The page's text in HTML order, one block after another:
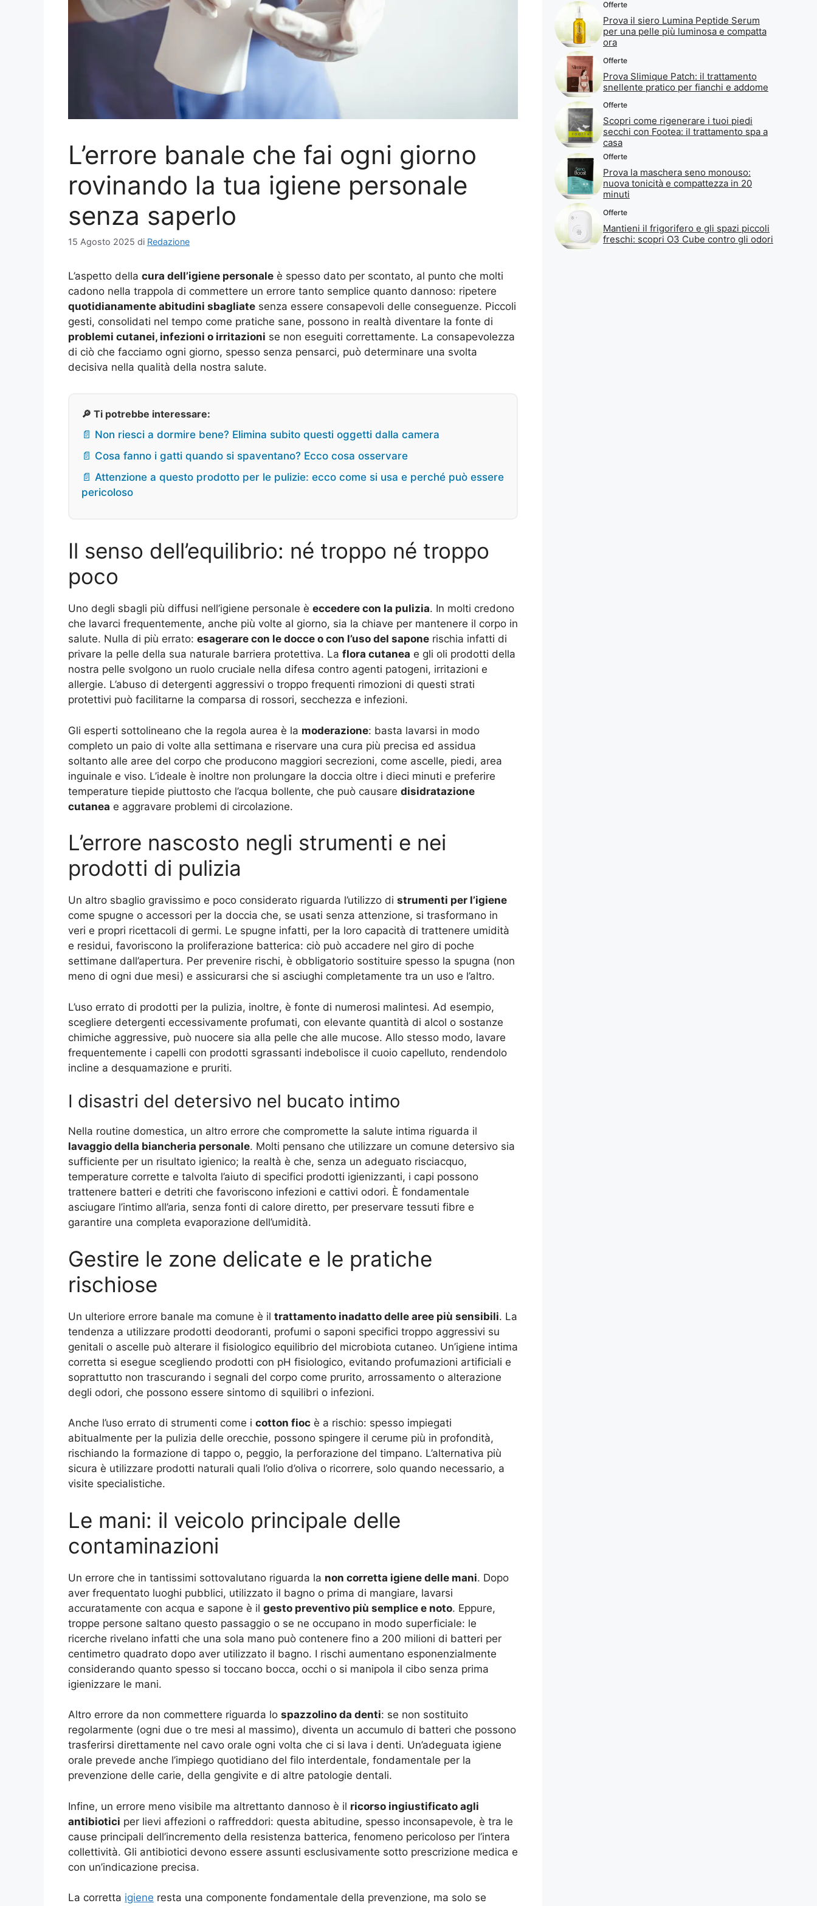
L’errore banale che fai ogni giorno
rovinando la tua igiene personale
senza saperlo
15 Agosto 2025 di Redazione
L’aspetto della cura dell’igiene personale è spesso dato per scontato, al punto che molti
cadono nella trappola di commettere un errore tanto semplice quanto dannoso: ripetere
quotidianamente abitudini sbagliate senza essere consapevoli delle conseguenze. Piccoli
gesti, consolidati nel tempo come pratiche sane, possono in realtà diventare la fonte di
problemi cutanei, infezioni o irritazioni se non eseguiti correttamente. La consapevolezza
di ciò che facciamo ogni giorno, spesso senza pensarci, può determinare una svolta
decisiva nella qualità della nostra salute.
🔎 Ti potrebbe interessare:
📄 Non riesci a dormire bene? Elimina subito questi oggetti dalla camera
📄 Cosa fanno i gatti quando si spaventano? Ecco cosa osservare
📄 Attenzione a questo prodotto per le pulizie: ecco come si usa e perché può essere
pericoloso
Il senso dell’equilibrio: né troppo né troppo
poco
Uno degli sbagli più diffusi nell’igiene personale è eccedere con la pulizia. In molti credono
che lavarci frequentemente, anche più volte al giorno, sia la chiave per mantenere il corpo in
salute. Nulla di più errato: esagerare con le docce o con l’uso del sapone rischia infatti di
privare la pelle della sua naturale barriera protettiva. La flora cutanea e gli oli prodotti della
nostra pelle svolgono un ruolo cruciale nella difesa contro agenti patogeni, irritazioni e
allergie. L’abuso di detergenti aggressivi o troppo frequenti rimozioni di questi strati
protettivi può facilitarne la comparsa di rossori, secchezza e infezioni.
Gli esperti sottolineano che la regola aurea è la moderazione: basta lavarsi in modo
completo un paio di volte alla settimana e riservare una cura più precisa ed assidua
soltanto alle aree del corpo che producono maggiori secrezioni, come ascelle, piedi, area
inguinale e viso. L’ideale è inoltre non prolungare la doccia oltre i dieci minuti e preferire
temperature tiepide piuttosto che l’acqua bollente, che può causare disidratazione
cutanea e aggravare problemi di circolazione.
L’errore nascosto negli strumenti e nei
prodotti di pulizia
Un altro sbaglio gravissimo e poco considerato riguarda l’utilizzo di strumenti per l’igiene
come spugne o accessori per la doccia che, se usati senza attenzione, si trasformano in
veri e propri ricettacoli di germi. Le spugne infatti, per la loro capacità di trattenere umidità
e residui, favoriscono la proliferazione batterica: ciò può accadere nel giro di poche
settimane dall’apertura. Per prevenire rischi, è obbligatorio sostituire spesso la spugna (non
meno di ogni due mesi) e assicurarsi che si asciughi completamente tra un uso e l’altro.
L’uso errato di prodotti per la pulizia, inoltre, è fonte di numerosi malintesi. Ad esempio,
scegliere detergenti eccessivamente profumati, con elevante quantità di alcol o sostanze
chimiche aggressive, può nuocere sia alla pelle che alle mucose. Allo stesso modo, lavare
frequentemente i capelli con prodotti sgrassanti indebolisce il cuoio capelluto, rendendolo
incline a desquamazione e pruriti.
I disastri del detersivo nel bucato intimo
Nella routine domestica, un altro errore che compromette la salute intima riguarda il
lavaggio della biancheria personale. Molti pensano che utilizzare un comune detersivo sia
sufficiente per un risultato igienico; la realtà è che, senza un adeguato risciacquo,
temperature corrette e talvolta l’aiuto di specifici prodotti igienizzanti, i capi possono
trattenere batteri e detriti che favoriscono infezioni e cattivi odori. È fondamentale
asciugare l’intimo all’aria, senza fonti di calore diretto, per preservare tessuti fibre e
garantire una completa evaporazione dell’umidità.
Gestire le zone delicate e le pratiche
rischiose
Un ulteriore errore banale ma comune è il trattamento inadatto delle aree più sensibili. La
tendenza a utilizzare prodotti deodoranti, profumi o saponi specifici troppo aggressivi su
genitali o ascelle può alterare il fisiologico equilibrio del microbiota cutaneo. Un’igiene intima
corretta si esegue scegliendo prodotti con pH fisiologico, evitando profumazioni artificiali e
soprattutto non trascurando i segnali del corpo come prurito, arrossamento o alterazione
degli odori, che possono essere sintomo di squilibri o infezioni.
Anche l’uso errato di strumenti come i cotton fioc è a rischio: spesso impiegati
abitualmente per la pulizia delle orecchie, possono spingere il cerume più in profondità,
rischiando la formazione di tappo o, peggio, la perforazione del timpano. L’alternativa più
sicura è utilizzare prodotti naturali quali l’olio d’oliva o ricorrere, solo quando necessario, a
visite specialistiche.
Le mani: il veicolo principale delle
contaminazioni
Un errore che in tantissimi sottovalutano riguarda la non corretta igiene delle mani. Dopo
aver frequentato luoghi pubblici, utilizzato il bagno o prima di mangiare, lavarsi
accuratamente con acqua e sapone è il gesto preventivo più semplice e noto. Eppure,
troppe persone saltano questo passaggio o se ne occupano in modo superficiale: le
ricerche rivelano infatti che una sola mano può contenere fino a 200 milioni di batteri per
centimetro quadrato dopo aver utilizzato il bagno. I rischi aumentano esponenzialmente
considerando quanto spesso si toccano bocca, occhi o si manipola il cibo senza prima
igienizzare le mani.
Altro errore da non commettere riguarda lo spazzolino da denti: se non sostituito
regolarmente (ogni due o tre mesi al massimo), diventa un accumulo di batteri che possono
trasferirsi direttamente nel cavo orale ogni volta che ci si lava i denti. Un’adeguata igiene
orale prevede anche l’impiego quotidiano del filo interdentale, fondamentale per la
prevenzione delle carie, della gengivite e di altre patologie dentali.
Infine, un errore meno visibile ma altrettanto dannoso è il ricorso ingiustificato agli
antibiotici per lievi affezioni o raffreddori: questa abitudine, spesso inconsapevole, è tra le
cause principali dell’incremento della resistenza batterica, fenomeno pericoloso per l’intera
collettività. Gli antibiotici devono essere assunti esclusivamente sotto prescrizione medica e
con un’indicazione precisa.
La corretta igiene resta una componente fondamentale della prevenzione, ma solo se
Offerte
Prova il siero Lumina Peptide Serum
per una pelle più luminosa e compatta
ora
Offerte
Prova Slimique Patch: il trattamento
snellente pratico per fianchi e addome
Offerte
Scopri come rigenerare i tuoi piedi
secchi con Footea: il trattamento spa a
casa
Offerte
Prova la maschera seno monouso:
nuova tonicità e compattezza in 20
minuti
Offerte
Mantieni il frigorifero e gli spazi piccoli
freschi: scopri O3 Cube contro gli odori